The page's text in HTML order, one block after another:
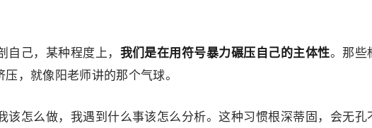
己，某种程度上， 我们是在用符号暴力碾压自己的主体性。那些
，就像阳老师讲的那个气球。
怎么做，我遇到什么事该怎么分析。这种习惯根深蒂固，会无